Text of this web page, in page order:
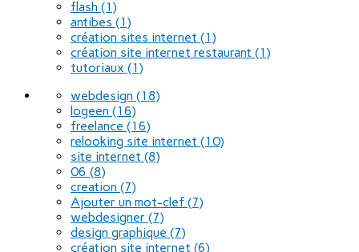
flash (1)
antibes (1)
création sites internet (1)
création site internet restaurant (1)
tutoriaux (1)
webdesign (18)
logeen (16)
freelance (16)
relooking site internet (10)
site internet (8)
06 (8)
creation (7)
Ajouter un mot-clef (7)
webdesigner (7)
design graphique (7)
création site internet (6)